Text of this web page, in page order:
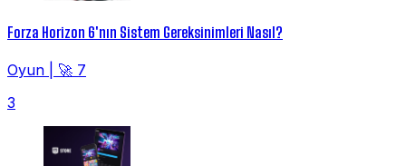
Forza Horizon 6'nın Sistem Gereksinimleri Nasıl?
Oyun
🚀 7
3